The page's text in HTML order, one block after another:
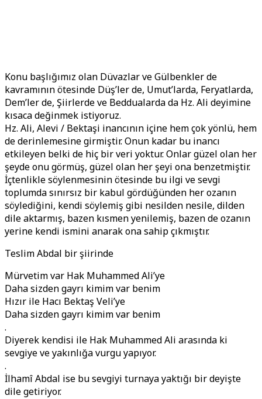
Konu başlığımız olan Düvazlar ve Gülbenkler de
kavramının ötesinde Düş’ler de, Umut’larda, Feryatlarda,
Dem’ler de, Şiirlerde ve Beddualarda da Hz. Ali deyimine
kısaca değinmek istiyoruz.
Hz. Ali, Alevi / Bektaşi inancının içine hem çok yönlü, hem
de derinlemesine girmiştir. Onun kadar bu inancı
etkileyen belki de hiç bir veri yoktur. Onlar güzel olan her
şeyde onu görmüş, güzel olan her şeyi ona benzetmiştir.
İçtenlikle söylenmesinin ötesinde bu ilgi ve sevgi
toplumda sınırsız bir kabul gördüğünden her ozanın
söylediğini, kendi söylemiş gibi nesilden nesile, dilden
dile aktarmış, bazen kısmen yenilemiş, bazen de ozanın
yerine kendi ismini anarak ona sahip çıkmıştır.
Teslim Abdal bir şiirinde
Mürvetim var Hak Muhammed Ali’ye
Daha sizden gayrı kimim var benim
Hızır ile Hacı Bektaş Veli’ye
Daha sizden gayrı kimim var benim
.
Diyerek kendisi ile Hak Muhammed Ali arasında ki
sevgiye ve yakınlığa vurgu yapıyor.
.
İlhamî Abdal ise bu sevgiyi turnaya yaktığı bir deyişte
dile getiriyor.